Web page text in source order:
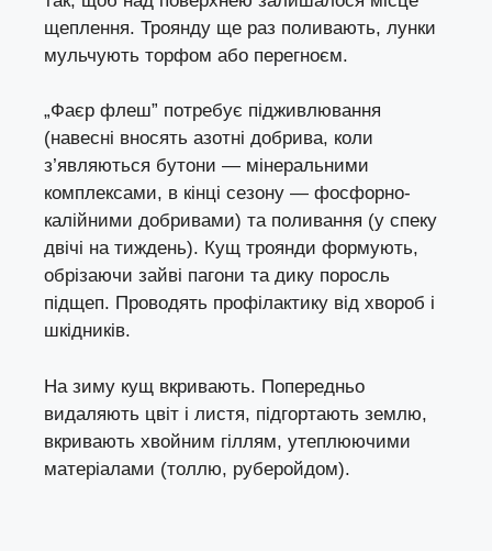
щеплення. Троянду ще раз поливають, лунки
мульчують торфом або перегноєм.
„Фаєр флеш” потребує підживлювання
(навесні вносять азотні добрива, коли
з’являються бутони — мінеральними
комплексами, в кінці сезону — фосфорно-
калійними добривами) та поливання (у спеку
двічі на тиждень). Кущ троянди формують,
обрізаючи зайві пагони та дику поросль
підщеп. Проводять профілактику від хвороб і
шкідників.
На зиму кущ вкривають. Попередньо
видаляють цвіт і листя, підгортають землю,
вкривають хвойним гіллям, утеплюючими
матеріалами (толлю, руберойдом).